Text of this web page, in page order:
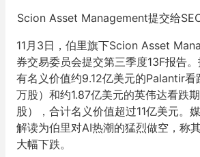
Scion Asset Management提交给
11月3日，伯里旗下Scion Asset
券交易委员会提交第三季度13F报告
有名义价值约9.12亿美元的Palantir
万股）和约1.87亿美元的英伟达看跌
股），合计名义价值超过11亿美元。
解读为伯里对AI热潮的猛烈做空，称
大幅下跌。